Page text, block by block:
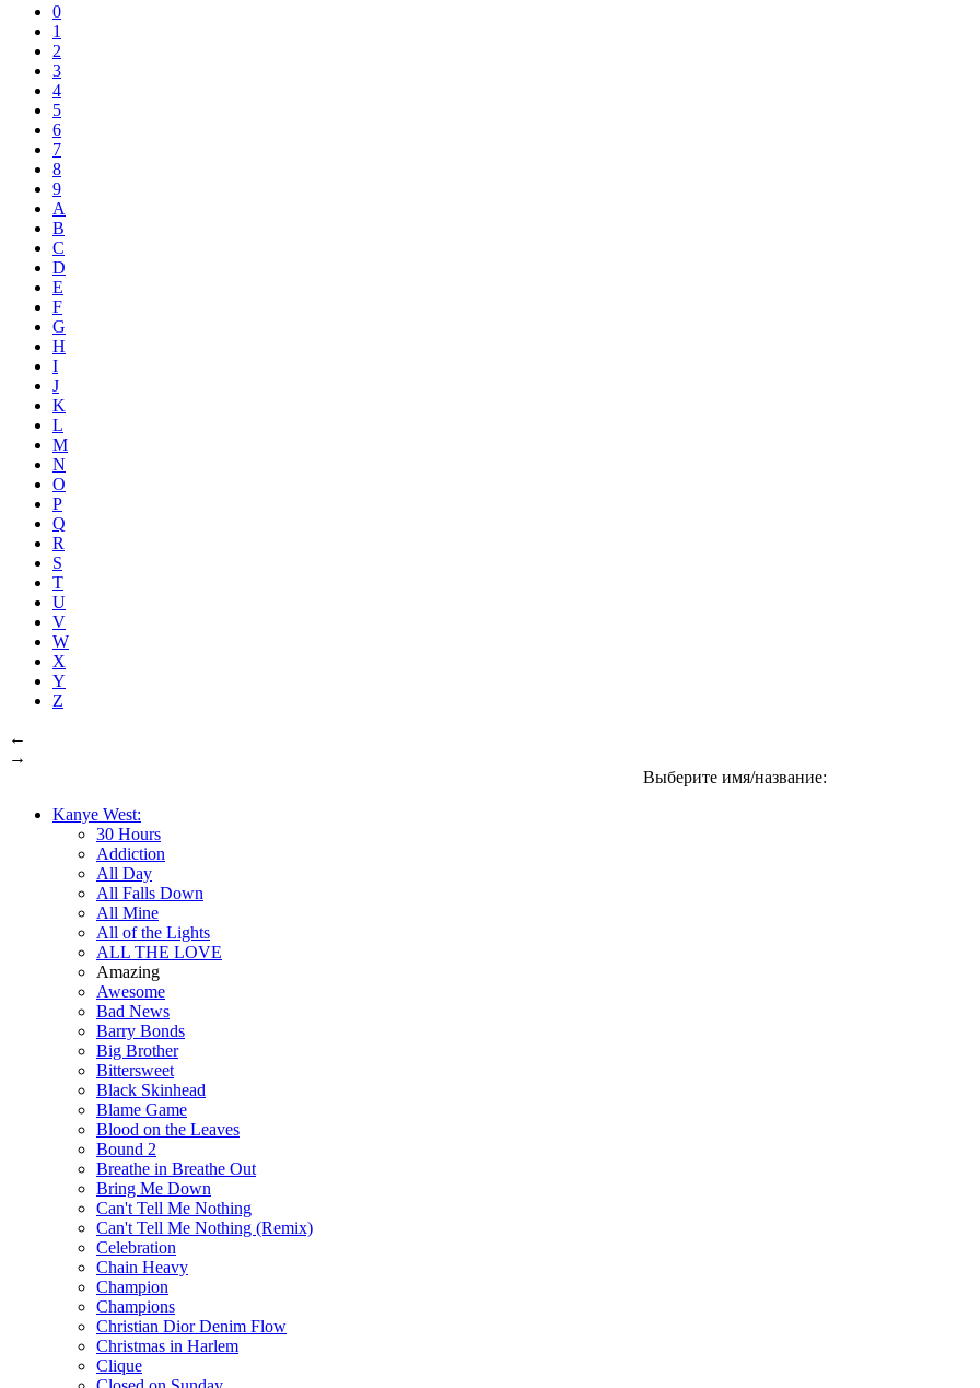
0
1
2
3
4
5
6
7
8
9
A
B
C
D
E
F
G
H
I
J
K
L
M
N
O
P
Q
R
S
T
U
V
W
X
Y
Z
←
→
Выберите имя/название:
Kanye West:
30 Hours
Addiction
All Day
All Falls Down
All Mine
All of the Lights
ALL THE LOVE
Amazing
Awesome
Bad News
Barry Bonds
Big Brother
Bittersweet
Black Skinhead
Blame Game
Blood on the Leaves
Bound 2
Breathe in Breathe Out
Bring Me Down
Can't Tell Me Nothing
Can't Tell Me Nothing (Remix)
Celebration
Chain Heavy
Champion
Champions
Christian Dior Denim Flow
Christmas in Harlem
Clique